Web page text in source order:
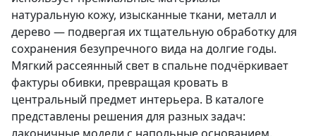
натуральную кожу, изысканные ткани, металл и
дерево — подвергая их тщательную обработку для
сохранения безупречного вида на долгие годы.
Мягкий рассеянный свет в спальне подчёркивает
фактуры обивки, превращая кровать в
центральный предмет интерьера. В каталоге
представлены решения для разных задач: